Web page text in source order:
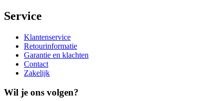
Service
Klantenservice
Retourinformatie
Garantie en klachten
Contact
Zakelijk
Wil je ons volgen?